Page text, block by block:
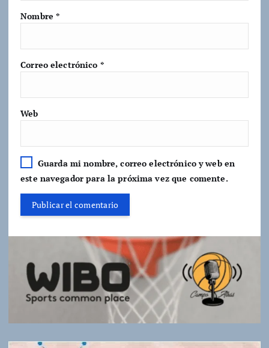
Nombre*
Correo electrónico *
Web
Guarda mi nombre, correo electrónico y web en
este navegador para la próxima vez que comente.